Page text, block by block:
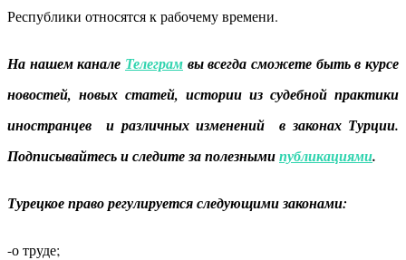
Республики относятся к рабочему времени.
На нашем канале Телеграм вы всегда сможете быть в курсе
новостей, новых статей, истории из судебной практики
иностранцев и различных изменений в законах Турции.
Подписывайтесь и следите за полезнымипубликациями.
Турецкое право регулируется следующими законами:
-о труде;